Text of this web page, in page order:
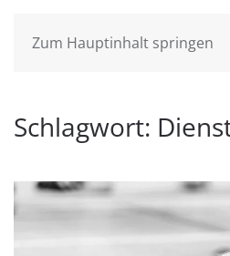
Zum Hauptinhalt springen
Schlagwort: